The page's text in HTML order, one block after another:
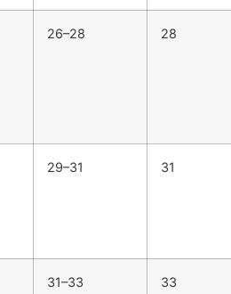
26–28 28
29–31 31
31–33 33